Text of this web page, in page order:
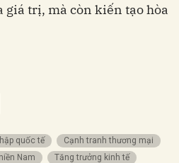
giá trị, mà còn kiến tạo hòa
quốc tế
Cạnh tranh thương mại
Nam
Tăng trưởng kinh tế